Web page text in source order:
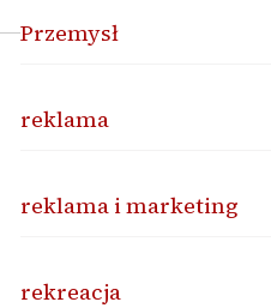
Przemysł
reklama
reklama i marketing
rekreacja